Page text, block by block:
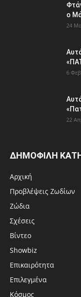
ο
24
6
22
ΔΗΜΟΦΙΛΗ
Αρχική
Προβλέψεις Ζωδίων
Ζώδια
Σχέσεις
Βίντεο
Showbiz
Επικαιρότητα
Επιλεγμένα
Κόσμος